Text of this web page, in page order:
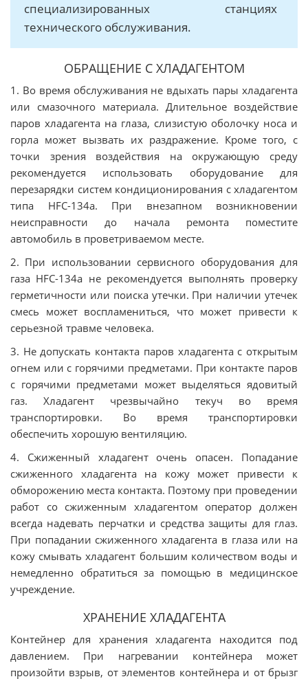
специализированных станциях
технического обслуживания.
ОБРАЩЕНИЕ С ХЛАДАГЕНТОМ
1. Во время обслуживания не вдыхать пары хладагента
или смазочного материала. Длительное воздействие
паров хладагента на глаза, слизистую оболочку носа и
горла может вызвать их раздражение. Кроме того, с
точки зрения воздействия на окружающую среду
рекомендуется использовать оборудование для
перезарядки систем кондиционирования с хладагентом
типа HFC-134a. При внезапном возникновении
неисправности до начала ремонта поместите
автомобиль в проветриваемом месте.
2. При использовании сервисного оборудования для
газа HFC-134a не рекомендуется выполнять проверку
герметичности или поиска утечки. При наличии утечек
смесь может воспламениться, что может привести к
серьезной травме человека.
3. Не допускать контакта паров хладагента с открытым
огнем или с горячими предметами. При контакте паров
с горячими предметами может выделяться ядовитый
газ. Хладагент чрезвычайно текуч во время
транспортировки. Во время транспортировки
обеспечить хорошую вентиляцию.
4. Сжиженный хладагент очень опасен. Попадание
сжиженного хладагента на кожу может привести к
обморожению места контакта. Поэтому при проведении
работ со сжиженным хладагентом оператор должен
всегда надевать перчатки и средства защиты для глаз.
При попадании сжиженного хладагента в глаза или на
кожу смывать хладагент большим количеством воды и
немедленно обратиться за помощью в медицинское
учреждение.
ХРАНЕНИЕ ХЛАДАГЕНТА
Контейнер для хранения хладагента находится под
давлением. При нагревании контейнера может
произойти взрыв, от элементов контейнера и от брызг